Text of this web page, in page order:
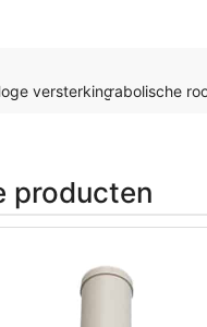
afstand parabolische
versterking lange
producten